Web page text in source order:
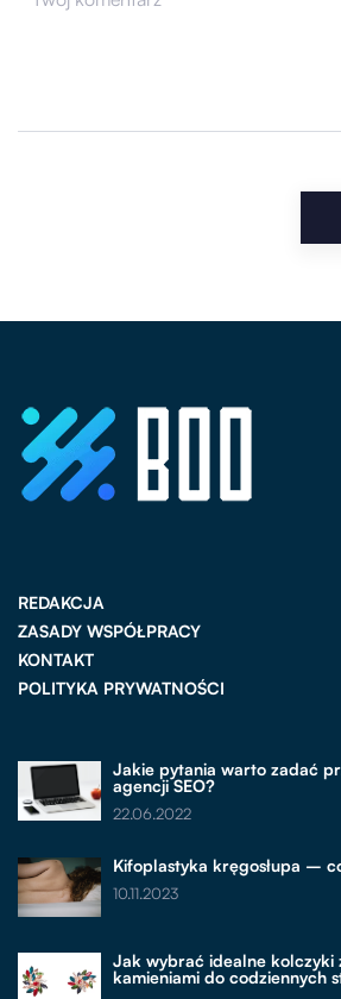
REDAKCJA
ZASADY WSPÓŁPRACY
KONTAKT
POLITYKA PRYWATNOŚCI
Jakie pytania warto zadać
agencji SEO?
22.06.2022
Kifoplastyka kręgosłupa –
10.11.2023
Jak wybrać idealne kolczyki
kamieniami do codziennych